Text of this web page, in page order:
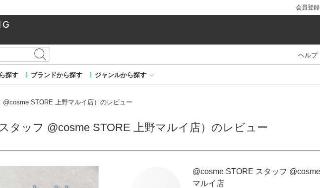
会員登
ヘルプ
探す ブランドから探す ジャンルから探す
STORE 上野マルイ店）のレビュー
タッフ @cosme STORE 上野マルイ店）のレビュー
@cosme STORE スタッフ
マルイ店